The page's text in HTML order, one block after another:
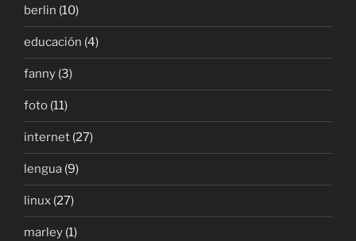
berlin (10)
educación (4)
fanny (3)
foto (11)
internet (27)
lengua (9)
linux (27)
marley (1)